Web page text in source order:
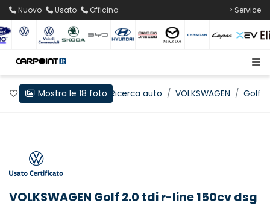
Nuovo Usato Officina > Service
Preferiti Home Ricerca auto VOLKSWAGEN Golf
Mostra le 18 foto
VOLKSWAGEN Golf 2.0 tdi r-line 150cv dsg